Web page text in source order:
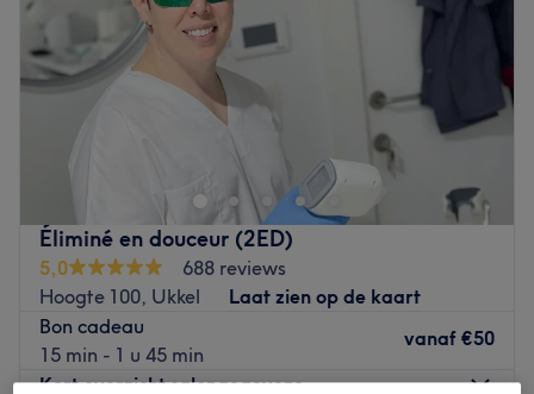
Éliminé en douceur (2ED)
5,0
688 reviews
Hoogte 100, Ukkel
Laat zien op de kaart
Bon cadeau
15 min - 1 u 45 min
vanaf €50
Kort overzicht salongegevens